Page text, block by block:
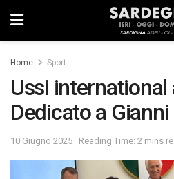
Home Sport
Ussi
Dedicato a
10 Giugno 2025 Reading Time: 2 mins